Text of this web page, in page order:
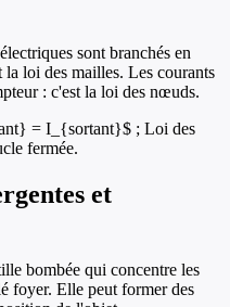
sont branchés en
loi des mailles. Les courants
: c'est la loi des nœuds.
= I_{sortant}$ ; Loi des
fermée.
et
bombée qui concentre les
foyer. Elle peut former des